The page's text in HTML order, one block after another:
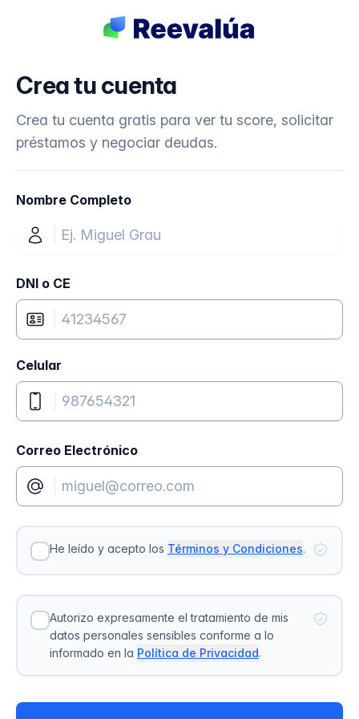
Crea tu cuenta
Crea tu cuenta gratis para ver tu score, solicitar
préstamos y negociar deudas.
Nombre Completo
DNI o CE
Celular
Correo Electrónico
He leído y acepto los Términos y Condiciones.
Autorizo expresamente el tratamiento de mis
datos personales sensibles conforme a lo
informado en la Política de Privacidad.